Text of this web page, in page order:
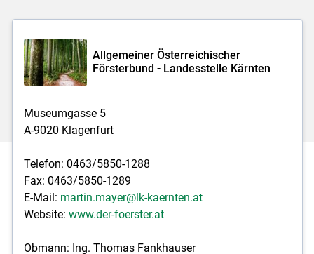
Allgemeiner Österreichischer
Försterbund - Landesstelle Kärnten
Museumgasse 5
A-9020 Klagenfurt
Telefon: 0463/5850-1288
Fax: 0463/5850-1289
E-Mail: martin.mayer@lk-kaernten.at
Website: www.der-foerster.at
Obmann: Ing. Thomas Fankhauser